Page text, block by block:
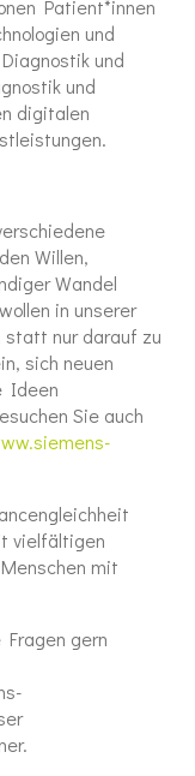
Patient*innen
und
und
und
digitalen
Willen,
Wandel
in unserer
statt nur darauf zu
sich neuen
Ideen
Sie auch
vielfältigen
mit
gern